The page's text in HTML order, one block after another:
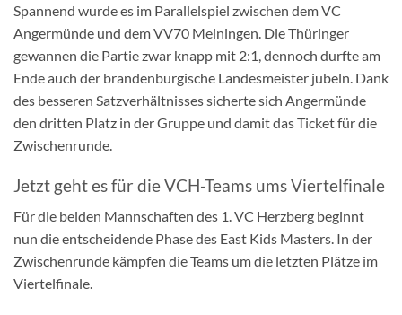
Spannend wurde es im Parallelspiel zwischen dem VC
Angermünde und dem VV70 Meiningen. Die Thüringer
gewannen die Partie zwar knapp mit 2:1, dennoch durfte am
Ende auch der brandenburgische Landesmeister jubeln. Dank
des besseren Satzverhältnisses sicherte sich Angermünde
den dritten Platz in der Gruppe und damit das Ticket für die
Zwischenrunde.
Jetzt geht es für die VCH-Teams ums Viertelfinale
Für die beiden Mannschaften des 1. VC Herzberg beginnt
nun die entscheidende Phase des East Kids Masters. In der
Zwischenrunde kämpfen die Teams um die letzten Plätze im
Viertelfinale.